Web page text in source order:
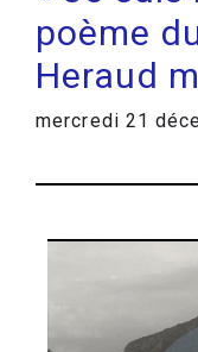
poème
Heraud
mercredi 21